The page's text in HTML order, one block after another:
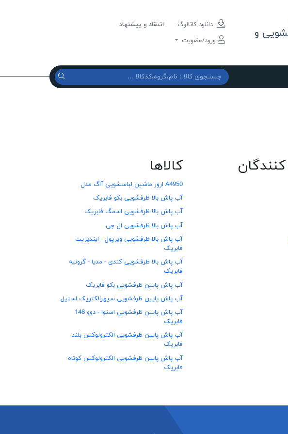
و
دانلود کاتالوگ
انتقاد و پیشنهاد
ورود/عضویت
کالاها
A4950 ارور ماشین لباسشویی آاگ مدل
آب پاش بالا ظرفشويی بكو فابريک
آب پاش بالا ظرفشویی اسمگ فابریک
آب پاش بالا ظرفشویی ال جی
آب پاش بالا ظرفشویی ویرپول - ایندیزیت
فابریک
آب پاش بالا ظرفشویی کندی - مدیا - گرونیه
فابریک
آب پاش پايين ظرفشويی بكو فابريک
آب پاش پايين ظرفشويی سپهرالكتريک استيل
آب پاش پایین ظرفشویی اسنوا - دوو 148
فابریک
آب پاش پایین ظرفشویی الکترولوکس بلند
فابریک
آب پاش پایین ظرفشویی الکترولوکس کوتاه
فابریک
آبپخش کن پارس MPN 4260
آبكش راكد كد 10